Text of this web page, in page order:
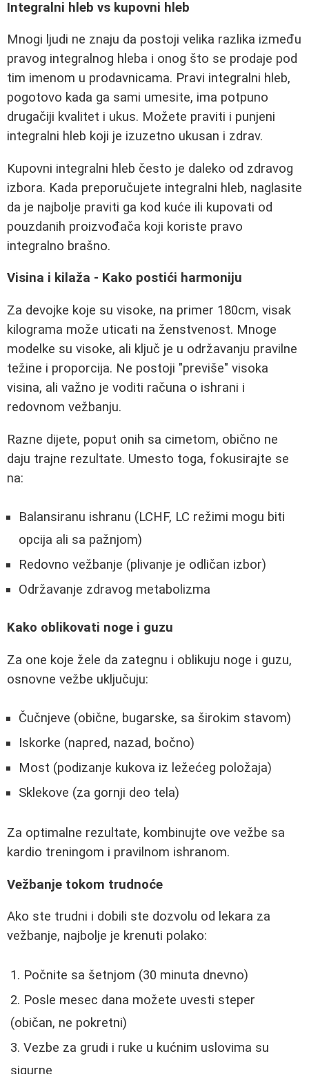
Integralni hleb vs kupovni hleb
Mnogi ljudi ne znaju da postoji velika razlika između
pravog integralnog hleba i onog što se prodaje pod
tim imenom u prodavnicama. Pravi integralni hleb,
pogotovo kada ga sami umesite, ima potpuno
drugačiji kvalitet i ukus. Možete praviti i punjeni
integralni hleb koji je izuzetno ukusan i zdrav.
Kupovni integralni hleb često je daleko od zdravog
izbora. Kada preporučujete integralni hleb, naglasite
da je najbolje praviti ga kod kuće ili kupovati od
pouzdanih proizvođača koji koriste pravo
integralno brašno.
Visina i kilaža - Kako postići harmoniju
Za devojke koje su visoke, na primer 180cm, visak
kilograma može uticati na ženstvenost. Mnoge
modelke su visoke, ali ključ je u održavanju pravilne
težine i proporcija. Ne postoji "previše" visoka
visina, ali važno je voditi računa o ishrani i
redovnom vežbanju.
Razne dijete, poput onih sa cimetom, obično ne
daju trajne rezultate. Umesto toga, fokusirajte se
na:
Balansiranu ishranu (LCHF, LC režimi mogu biti
opcija ali sa pažnjom)
Redovno vežbanje (plivanje je odličan izbor)
Održavanje zdravog metabolizma
Kako oblikovati noge i guzu
Za one koje žele da zategnu i oblikuju noge i guzu,
osnovne vežbe uključuju:
Čučnjeve (obične, bugarske, sa širokim stavom)
Iskorke (napred, nazad, bočno)
Most (podizanje kukova iz ležećeg položaja)
Sklekove (za gornji deo tela)
Za optimalne rezultate, kombinujte ove vežbe sa
kardio treningom i pravilnom ishranom.
Vežbanje tokom trudnoće
Ako ste trudni i dobili ste dozvolu od lekara za
vežbanje, najbolje je krenuti polako:
Počnite sa šetnjom (30 minuta dnevno)
Posle mesec dana možete uvesti steper
(običan, ne pokretni)
Vezbe za grudi i ruke u kućnim uslovima su
sigurne